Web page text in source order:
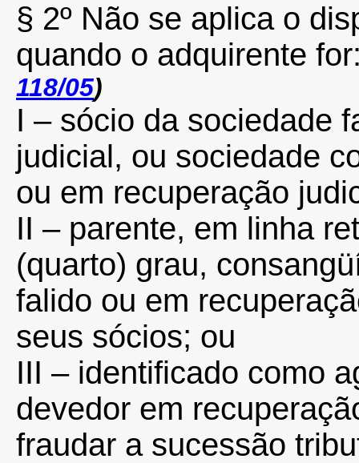
§ 2º Não se aplica o
quando o adquirente
118/05)
I – sócio da sociedade
judicial, ou sociedade
ou em recuperação
II – parente, em linha
(quarto) grau,
falido ou em
seus sócios; ou
III – identificado como
devedor em
fraudar a sucessão